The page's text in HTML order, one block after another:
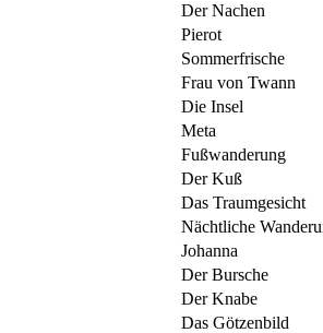
Der Nachen
Pierot
Sommerfrische
Frau von Twann
Die Insel
Meta
Fußwanderung
Der Kuß
Das Traumgesicht
Nächtliche
Johanna
Der Bursche
Der Knabe
Das Götzenbild